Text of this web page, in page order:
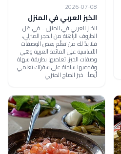
2026-07-08
الخبز العربي في المنزل
الخبز العربي في المنزل .. في ظل
الظروف الراهنة من الحجر المنزلي،
فلا بدّ لك من تعلّم بعض الوصفات
الأساسية على المائدة العربية وهي
وصفات الخبز، تعلميها بطريقة سهلة
وقدميها ساخنة على سفرتك تعلمي
أيضاً: خبز الصاج المنزلي